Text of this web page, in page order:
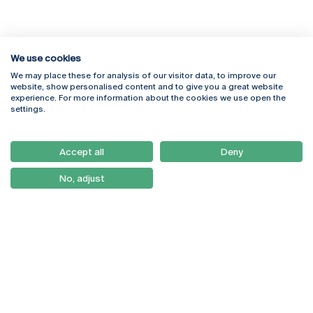
Rua Diogo Botelho 1327
4169-005 Porto
+351 226 196 240
Campus Online
Webmail
Como Chegar
Newsletter
We use cookies
We may place these for analysis of our visitor data, to improve our
website, show personalised content and to give you a great website
experience. For more information about the cookies we use open the
settings.
Accept all Deny
No, adjust